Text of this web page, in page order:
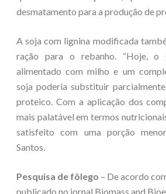
desmatamento para a produção de
A soja com lignina modificada
ração para o rebanho. “Hoje, o
alimentado com milho e um
soja poderia substituir
proteico. Com a aplicação dos
mais palatável em termos
satisfeito com uma porção
Santos.
Pesquisa de fôlego – De acordo
publicado no jornal Biomass and